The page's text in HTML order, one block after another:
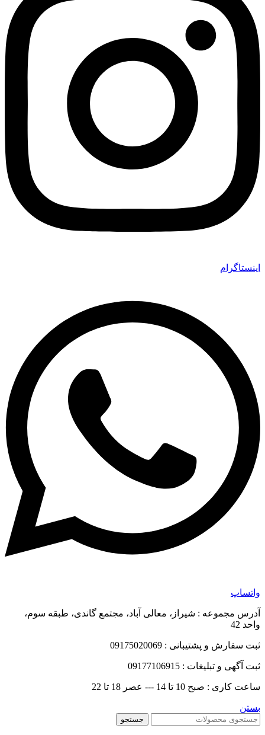
اینستاگرام
واتساپ
آدرس مجموعه : شیراز، معالی آباد، مجتمع گاندی، طبقه سوم،
واحد 42
ثبت سفارش و پشتیبانی : 09175020069
ثبت آگهی و تبلیغات : 09177106915
ساعت کاری : صبح 10 تا 14 --- عصر 18 تا 22
بستن
جستجو